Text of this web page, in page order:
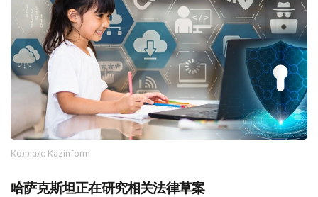
Коллаж: Kazinform
哈萨克斯坦正在研究相关法律草案